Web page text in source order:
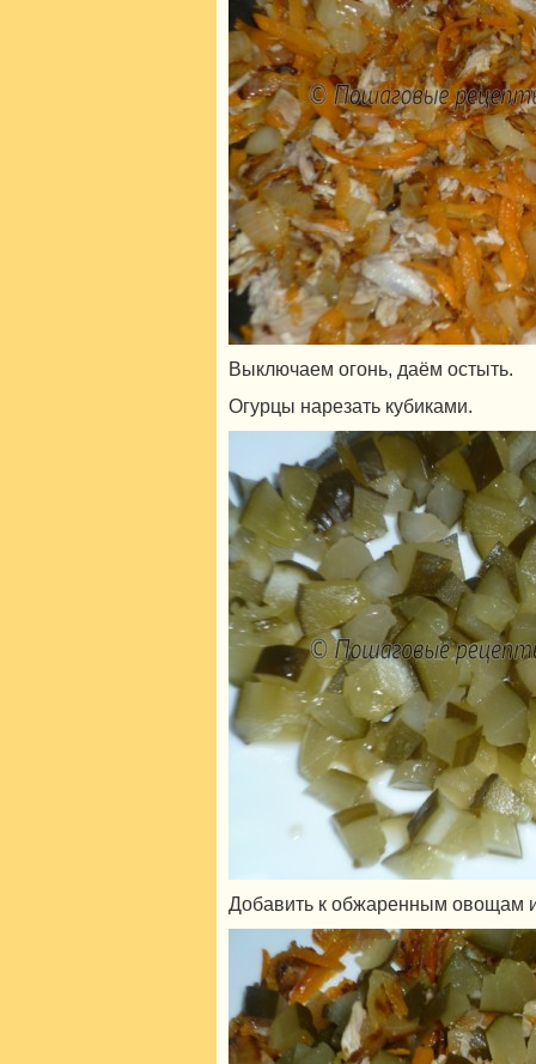
Выключаем огонь, даём остыть.
Огурцы нарезать кубиками.
Добавить к обжаренным овощам